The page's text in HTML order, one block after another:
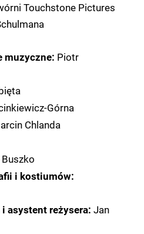
Touchstone Pictures
muzyczne: Piotr
Górna
Chlanda
i kostiumów:
asystent reżysera: Jan